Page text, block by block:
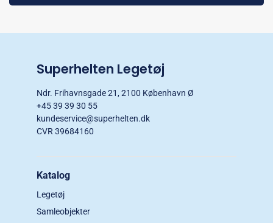
Superhelten Legetøj
Ndr. Frihavnsgade 21, 2100 København Ø
+45 39 39 30 55
kundeservice@superhelten.dk
CVR 39684160
Katalog
Legetøj
Samleobjekter